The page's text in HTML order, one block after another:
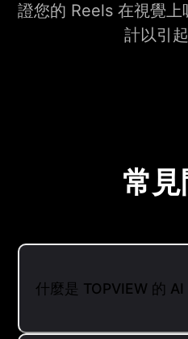
證您的 Reels 在視覺
計以引起
常
什麼是 TOPVIEW 的 AI